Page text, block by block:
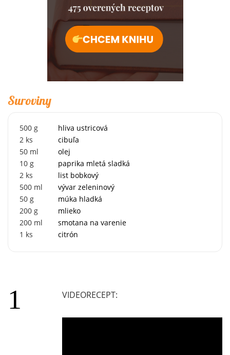
Suroviny
500 g
hliva ustricová
2 ks
cibuľa
50 ml
olej
10 g
paprika mletá sladká
2 ks
list bobkový
500 ml
vývar zeleninový
50 g
múka hladká
200 g
mlieko
200 ml
smotana na varenie
1 ks citrón
VIDEORECEPT: